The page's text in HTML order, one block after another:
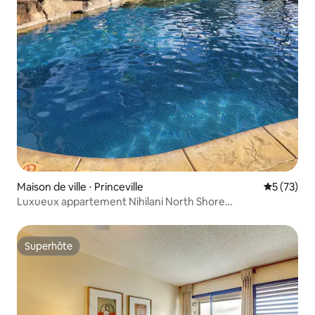
Maison de ville ⋅ Princeville
5 (73)
Luxueux appartement Nihilani North Shore
Superhôte
Superhôte